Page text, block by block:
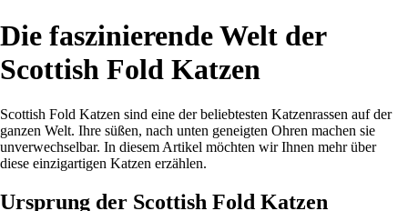
Die faszinierende Welt der
Scottish Fold Katzen
Scottish Fold Katzen sind eine der beliebtesten Katzenrassen auf der
ganzen Welt. Ihre süßen, nach unten geneigten Ohren machen sie
unverwechselbar. In diesem Artikel möchten wir Ihnen mehr über
diese einzigartigen Katzen erzählen.
Ursprung der Scottish Fold Katzen